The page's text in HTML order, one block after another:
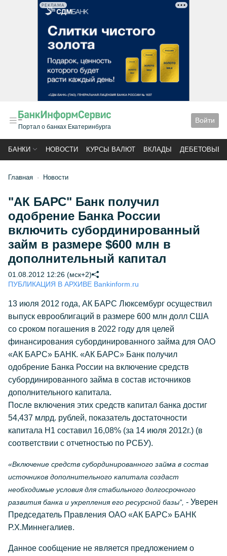
РЕКЛАМА
Портал о банках Екатеринбурга
Войти
БАНКИ НОВОСТИ КУРСЫ ВАЛЮТ ВКЛАДЫ ДЕБЕТОВЫЕ
Главная Новости
"АК БАРС" Банк получил
одобрение Банка России
включить субординированный
займ в размере $600 млн в
дополнительный капитал
01.08.2012 12:26 (мск+2)
ПУБЛИКАЦИЯ В АРХИВЕ Bankinform.ru
13 июля 2012 года, АК БАРС Люксембург осуществил
выпуск еврооблигаций в размере 600 млн долл США
со сроком погашения в 2022 году для целей
финансирования субординированного займа для ОАО
«АК БАРС» БАНК. «АК БАРС» Банк получил
одобрение Банка России на включение средств
субординированного займа в состав источников
дополнительного капитала.
После включения этих средств капитал банка достиг
54,437 млрд. рублей, показатель достаточности
капитала Н1 составил 16,08% (за 14 июля 2012г.) (в
соответствии с отчетностью по РСБУ).
«Включение средств субординированного займа в состав
источников дополнительного капитала создаст
необходимые условия для стабильного долгосрочного
развития банка и укрепления его ресурсной базы”, - Уверен
Председатель Правления ОАО «АК БАРС» БАНК
Р.Х.Миннегалиев.
Данное сообщение не является предложением о